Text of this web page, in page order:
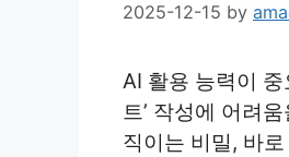
2025-12-15 by
AI 활용 능력이
트’ 작성에 어려
직이는 비밀, 바